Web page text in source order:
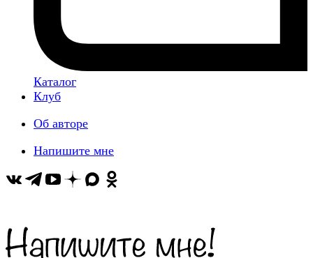
Каталог
Клуб
Об авторе
Напишите мне